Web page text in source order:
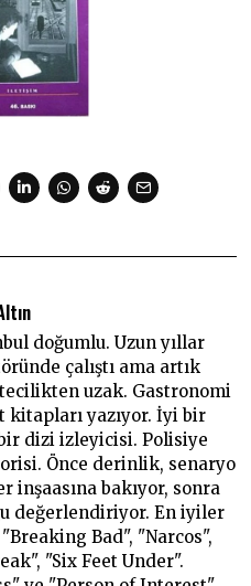
doğumlu. Uzun yıllar
çalıştı ama artık
uzak. Gastronomi
kitapları yazıyor. İyi bir
bir dizi izleyicisi. Polisiye
Önce derinlik, senaryo
inşaasına bakıyor, sonra
değerlendiriyor. En iyiler
Bad", "Narcos",
"Six Feet Under".